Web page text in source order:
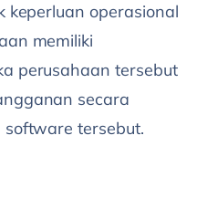
keperluan operasional
memiliki
perusahaan tersebut
secara
tersebut.